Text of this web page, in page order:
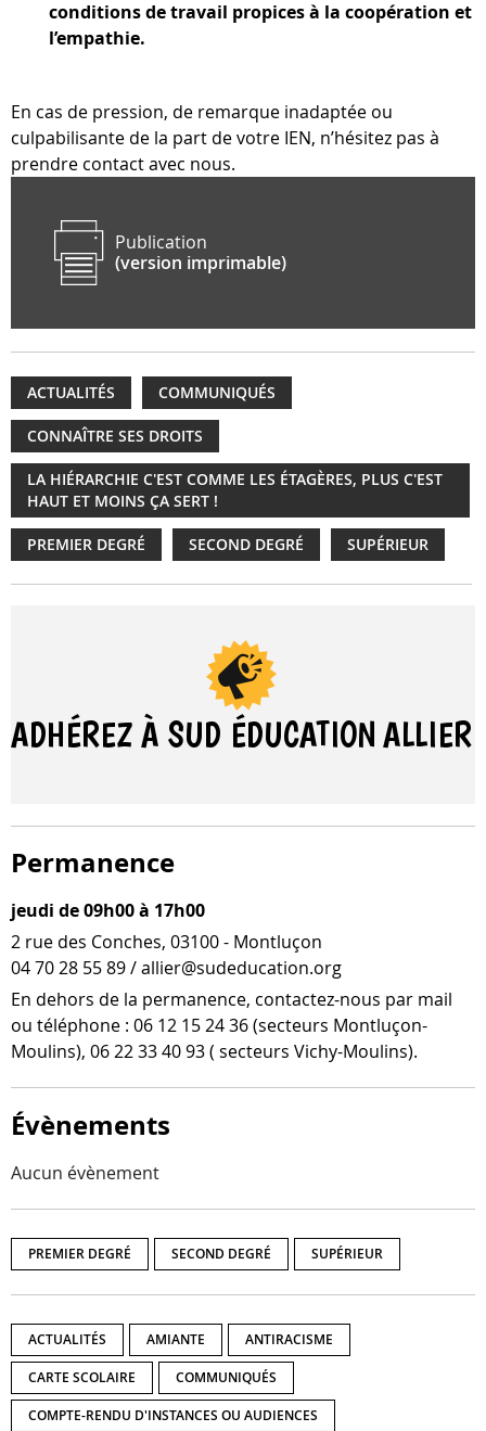
conditions de travail propices à la coopération et
l’empathie.
En cas de pression, de remarque inadaptée ou
culpabilisante de la part de votre IEN, n’hésitez pas à
prendre contact avec nous.
Publication
(version imprimable)
ACTUALITÉS COMMUNIQUÉS
CONNAÎTRE SES DROITS
LA HIÉRARCHIE C'EST COMME LES ÉTAGÈRES, PLUS C'EST
HAUT ET MOINS ÇA SERT !
PREMIER DEGRÉ SECOND DEGRÉ SUPÉRIEUR
ADHÉREZ À SUD ÉDUCATION ALLIER
Permanence
jeudi de 09h00 à 17h00
2 rue des Conches, 03100 - Montluçon
04 70 28 55 89 / allier@sudeducation.org
En dehors de la per­ma­nence, contactez-​nous par mail
ou télé­phone : 06 12 15 24 36 (sec­teurs Montluçon-​
Moulins), 06 22 33 40 93 ( sec­teurs Vichy-Moulins).
Évènements
Aucun évènement
PREMIER DEGRÉ SECOND DEGRÉ SUPÉRIEUR
ACTUALITÉS AMIANTE ANTIRACISME
CARTE SCOLAIRE COMMUNIQUÉS
COMPTE-RENDU D'INSTANCES OU AUDIENCES